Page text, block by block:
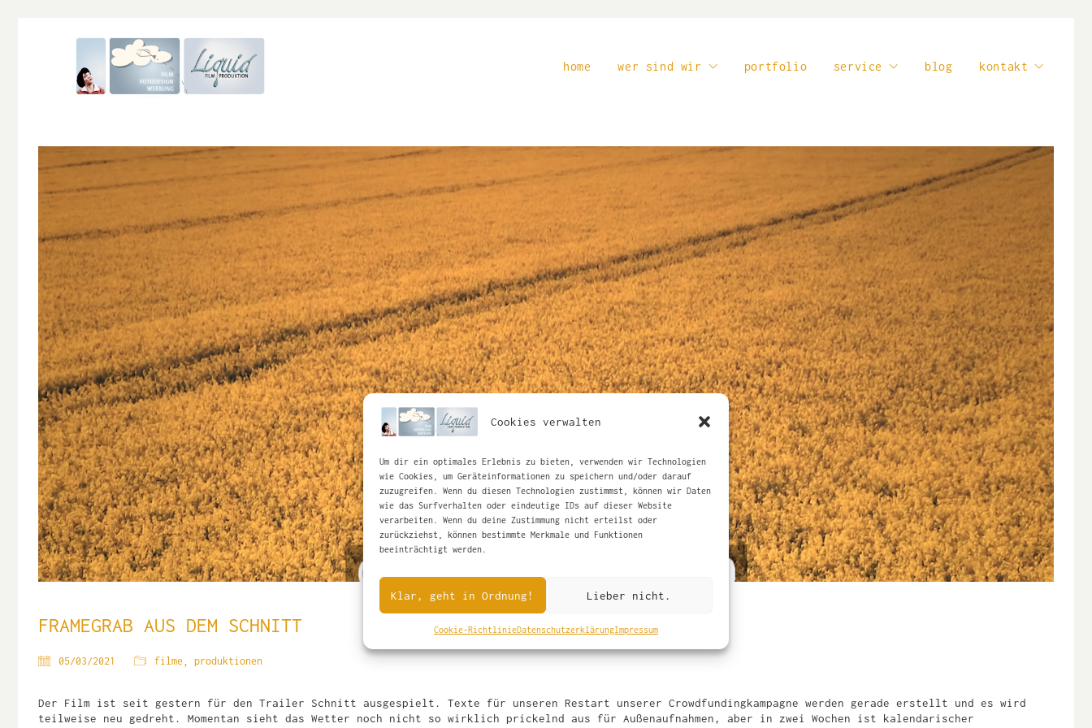
Cookies verwalten
Um dir ein optimales Erlebnis zu bieten, verwenden wir Technologien
wie Cookies, um Geräteinformationen zu speichern und/oder darauf
zuzugreifen. Wenn du diesen Technologien zustimmst, können wir Daten
wie das Surfverhalten oder eindeutige IDs auf dieser Website
verarbeiten. Wenn du deine Zustimmung nicht erteilst oder
zurückziehst, können bestimmte Merkmale und Funktionen
beeinträchtigt werden.
Klar, geht in Ordnung! Lieber nicht.
Cookie-RichtlinieDatenschutzerklärungImpressum
home wer sind wir portfolio service blog kontakt
FRAMEGRAB AUS DEM SCHNITT
05/03/2021 filme produktionen
Der Film ist seit gestern für den Trailer Schnitt ausgespielt. Texte für unseren Restart unserer Crowdfundingkampagne werden gerade erstellt und es wird
teilweise neu gedreht. Momentan sieht das Wetter noch nicht so wirklich prickelnd aus für Außenaufnahmen, aber in zwei Wochen ist kalendarischer